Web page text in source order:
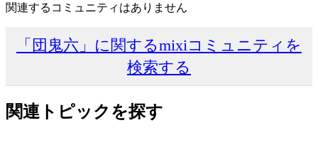
関連するコミュニティはありません
「団鬼六」に関するmixiコミュニティを
検索する
関連トピックを探す